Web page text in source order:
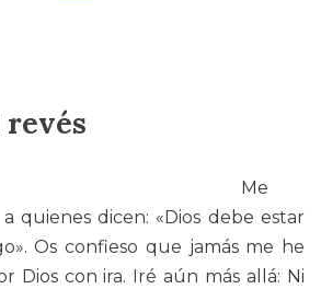
revés
Me
quienes dicen: «Dios debe estar
Os confieso que jamás me he
Dios con ira. Iré aún más allá: Ni